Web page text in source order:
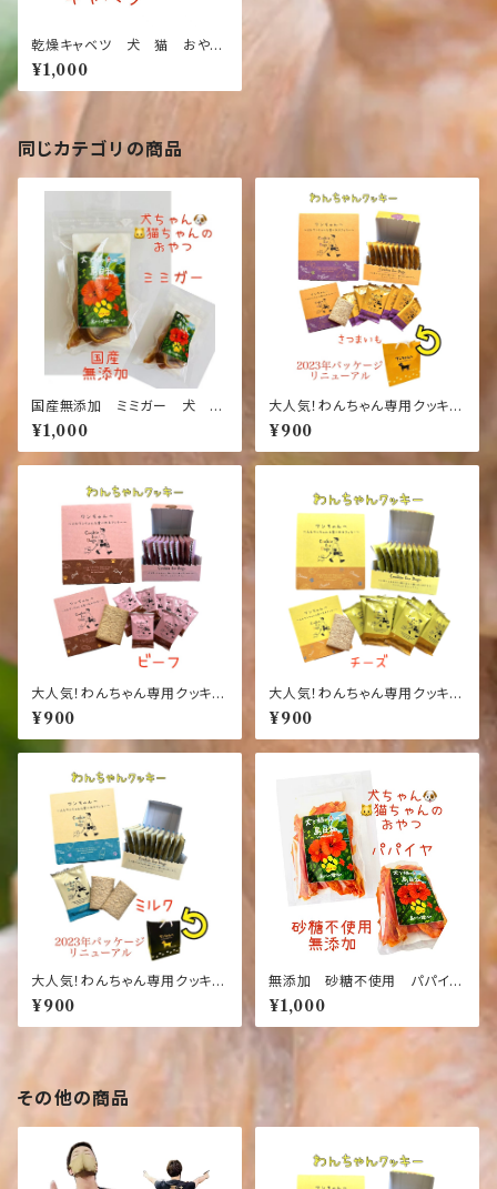
乾燥キャベツ 犬 猫 おや
つ ドライフード 食物繊維
¥1,000
同じカテゴリの商品
国産無添加 ミミガー 犬
猫 おやつ ドライフード 食
物繊維
¥1,000
大人気！わんちゃん専用クッキー
【さつまいも味】【犬】【おやつ】ワ
ンちゃんへ～人もワンちゃんも
食べれるクッキー【10枚入り】
【ドック】【フード】
¥900
大人気！わんちゃん専用クッキー
【ビーフ味】【犬】【おやつ】ワンち
ゃんへ～人もワンちゃんも食べ
れるクッキー【10枚入り】【国産】
ク】【フード】
¥900
大人気！わんちゃん専用クッキー
【チーズ味】【犬】【おやつ】ワンち
ゃんへ～人もワンちゃんも食べ
れるクッキー【10枚入り】【国産】
¥900
大人気！わんちゃん専用クッキー
【ミルク味】【犬】【おやつ】ワンち
ゃんへ～人もワンちゃんも食べ
れるクッキー【10枚入り】【国産】
¥900
無添加 砂糖不使用 パパイ
ヤ 犬 猫 おやつ ドライフ
ルーツ 食物繊維
¥1,000
その他の商品